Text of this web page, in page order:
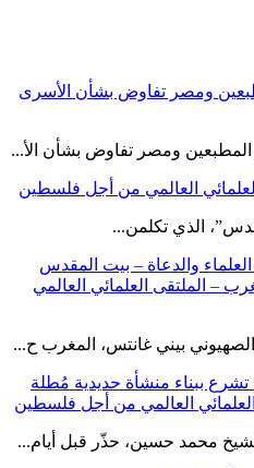
ومصر تفاوض بشأن الأسرى
ومصر تفاوض بشأن الأ...
العالمي من أجل فلسطين
الذي تكلمن...
العلماء والدعاة – بيت المقدس
– الملتقى العلمائي العالمي
بيني غانتس، المغرب ح...
تشرع ببناء منشأة حديدية مُطلة
العالمي من أجل فلسطين
محمد حسين، حذّر قبل أيام...